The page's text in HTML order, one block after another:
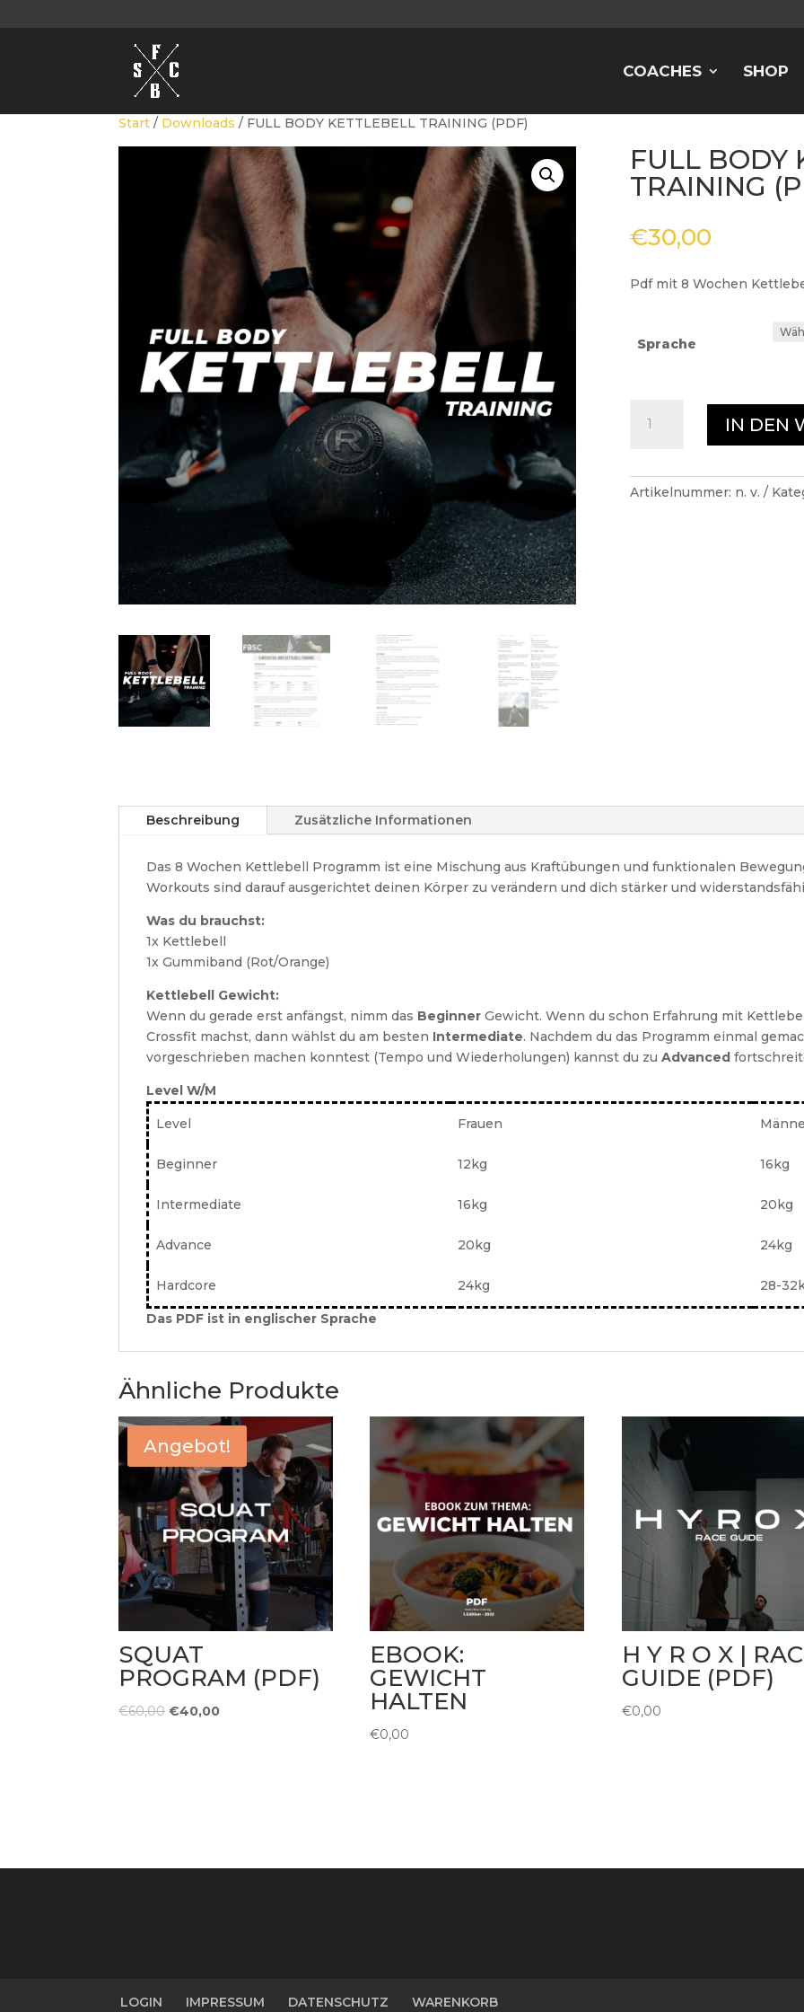
COACHES SHOP
Start / Downloads / FULL BODY KETTLEBELL TRAINING (PDF)
FULL BODY
TRAINING
€30,00
Pdf mit 8 Wochen
Sprache
BODY
KETTLEBELL
(PDF)
IN DEN
Artikelnummer: n. v.
Beschreibung Zusätzliche Informationen
Das 8 Wochen Kettlebell Programm ist eine Mischung aus Kraftübungen und funktionalen
Workouts sind darauf ausgerichtet deinen Körper zu verändern und dich stärker und
Was du brauchst:
1x Kettlebell
1x Gummiband (Rot/Orange)
Kettlebell Gewicht:
Wenn du gerade erst anfängst, nimm das Beginner Gewicht. Wenn du schon Erfahrung mit
Crossfit machst, dann wählst du am besten Intermediate. Nachdem du das Programm einmal
vorgeschrieben machen konntest (Tempo und Wiederholungen) kannst du zu Advanced
Level W/M
Level Frauen
Beginner 12kg 16kg
Intermediate 16kg 20kg
Advance 20kg 24kg
Hardcore 24kg 28-
Das PDF ist in englischer Sprache
Ähnliche Produkte
Angebot!
SQUAT
PROGRAM (PDF)
€60,00 Ursprünglicher
€40,00Aktueller
EBOOK:
GEWICHT
HALTEN
€0,00
H Y R O X |
GUIDE (PDF)
€0,00
LOGIN IMPRESSUM DATENSCHUTZ WARENKORB